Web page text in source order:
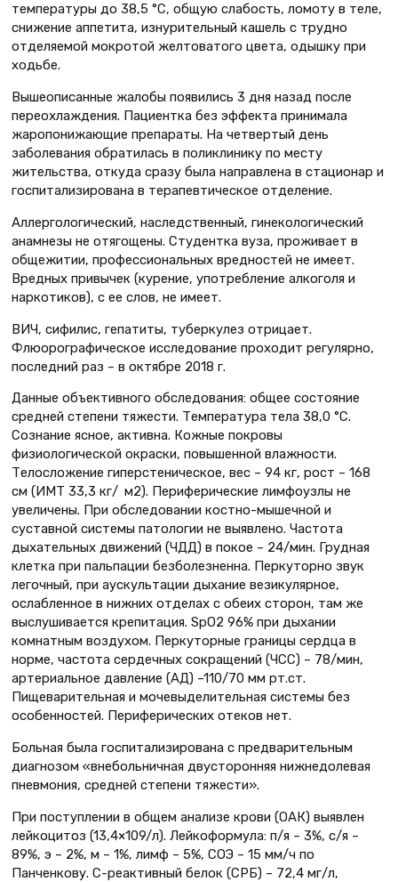
температуры до 38,5 °С, общую слабость, ломоту в теле,
снижение аппетита, изнурительный кашель с трудно
отделяемой мокротой желтоватого цвета, одышку при
ходьбе.
Вышеописанные жалобы появились 3 дня назад после
переохлаждения. Пациентка без эффекта принимала
жаропонижающие препараты. На четвертый день
заболевания обратилась в поликлинику по месту
жительства, откуда сразу была направлена в стационар и
госпитализирована в терапевтическое отделение.
Аллергологический, наследственный, гинекологический
анамнезы не отягощены. Студентка вуза, проживает в
общежитии, профессиональных вредностей не имеет.
Вредных привычек (курение, употребление алкоголя и
наркотиков), с ее слов, не имеет.
ВИЧ, сифилис, гепатиты, туберкулез отрицает.
Флюорографическое исследование проходит регулярно,
последний раз – в октябре 2018 г.
Данные объективного обследования: общее состояние
средней степени тяжести. Температура тела 38,0 °С.
Сознание ясное, активна. Кожные покровы
физиологической окраски, повышенной влажности.
Телосложение гиперстеническое, вес – 94 кг, рост – 168
см (ИМТ 33,3 кг/ м2). Периферические лимфоузлы не
увеличены. При обследовании костно-мышечной и
суставной системы патологии не выявлено. Частота
дыхательных движений (ЧДД) в покое – 24/мин. Грудная
клетка при пальпации безболезненна. Перкуторно звук
легочный, при аускультации дыхание везикулярное,
ослабленное в нижних отделах с обеих сторон, там же
выслушивается крепитация. SpO2 96% при дыхании
комнатным воздухом. Перкуторные границы сердца в
норме, частота сердечных сокращений (ЧСС) – 78/мин,
артериальное давление (АД) –110/70 мм рт.ст.
Пищеварительная и мочевыделительная системы без
особенностей. Периферических отеков нет.
Больная была госпитализирована с предварительным
диагнозом «внебольничная двусторонняя нижнедолевая
пневмония, средней степени тяжести».
При поступлении в общем анализе крови (ОАК) выявлен
лейкоцитоз (13,4×109/л). Лейкоформула: п/я – 3%, с/я –
89%, э – 2%, м – 1%, лимф – 5%, СОЭ – 15 мм/ч по
Панченкову. C-реактивный белок (СРБ) – 72,4 мг/л,